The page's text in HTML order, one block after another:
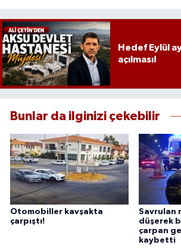
Hedef Eylül
açılması!
Bunlar da ilginizi çekebilir
Otomobiller kavşakta
çarpıştı!
Savrulan
düşerek
çarpan
kaybetti